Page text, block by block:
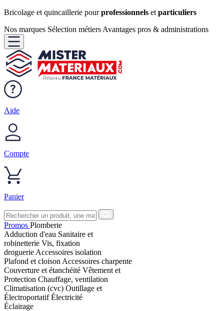
Bricolage et quincaillerie pourprofessionnels et particuliers
Nos marques Sélection métiers Avantages pros & administrations
Aide
Compte
Panier
Promos Plomberie
Adduction d'eau Sanitaire et
robinetterie Vis, fixation
droguerie Accessoires isolation
Plafond et cloison Accessoires charpente
Couverture et étanchéité Vêtement et
Protection Chauffage, ventilation
Climatisation (cvc) Outillage et
ÉlectroportatifÉlectricité
Éclairage